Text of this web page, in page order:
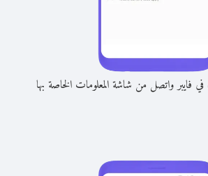
فايبر واتصل من شاشة المعلومات الخاصة بها